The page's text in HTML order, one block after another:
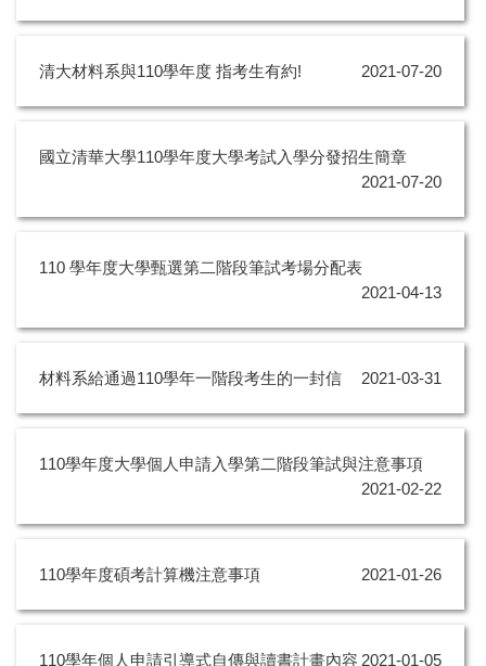
清大材料系與110學年度 指考生有約! 2021-07-20
國立清華大學110學年度大學考試入學分發招生簡章
2021-07-20
110 學年度大學甄選第二階段筆試考場分配表
2021-04-13
材料系給通過110學年一階段考生的一封信 2021-03-31
110學年度大學個人申請入學第二階段筆試與注意事項
2021-02-22
110學年度碩考計算機注意事項 2021-01-26
110學年個人申請引導式自傳與讀書計畫內容 2021-01-05